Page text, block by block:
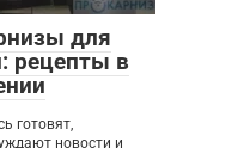
для
рецепты в
готовят,
новости и